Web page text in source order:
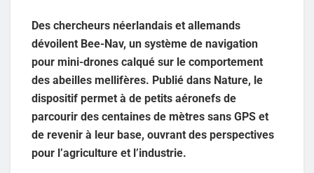
Des chercheurs néerlandais et allemands
dévoilent Bee-Nav, un système de navigation
pour mini-drones calqué sur le comportement
des abeilles mellifères. Publié dans Nature, le
dispositif permet à de petits aéronefs de
parcourir des centaines de mètres sans GPS et
de revenir à leur base, ouvrant des perspectives
pour l’agriculture et l’industrie.